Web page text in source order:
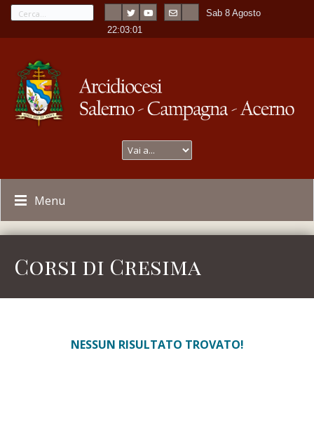
Sab 8 Agosto
-22:03:01
Menu
Corsi di Cresima
NESSUN RISULTATO TROVATO!